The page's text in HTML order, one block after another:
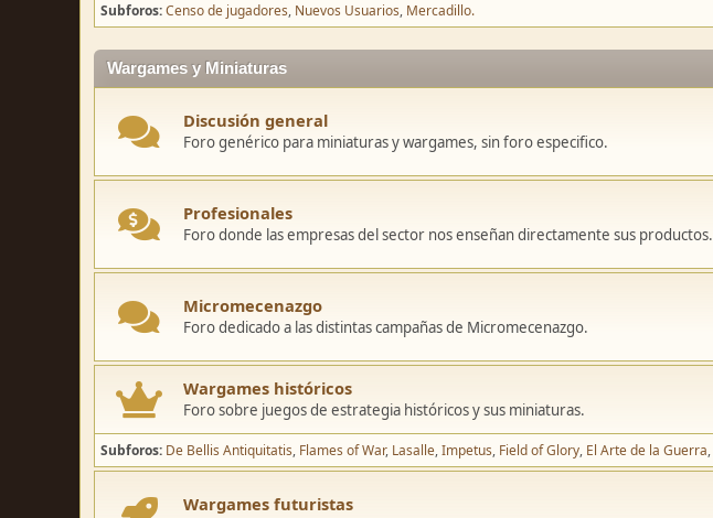
Subforos Censo de jugadores Nuevos Usuarios Mercadillo.
Wargames y Miniaturas
Discusión general
Foro genérico para miniaturas y wargames, sin foro especifico.
Profesionales
Foro donde las empresas del sector nos enseñan directamente sus productos.
Micromecenazgo
Foro dedicado a las distintas campañas de Micromecenazgo.
Wargames históricos
Foro sobre juegos de estrategia históricos y sus miniaturas.
Subforos De Bellis Antiquitatis Flames of War Lasalle Impetus Field of Glory El Arte de la Guerra
Wargames futuristas